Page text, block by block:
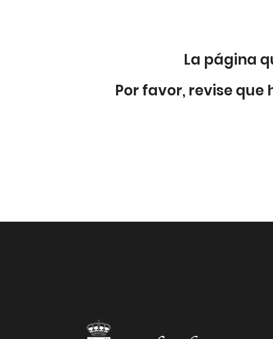
La página
Por favor, revise